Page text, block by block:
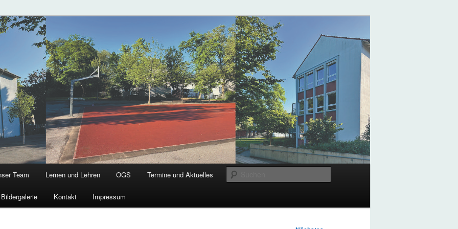
Team Lernen und Lehren OGS Termine und Aktuelles
Bildergalerie Kontakt Impressum